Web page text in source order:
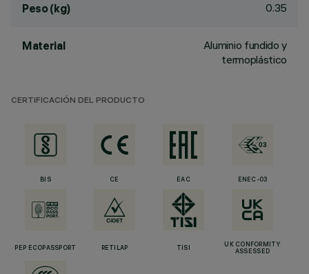
Peso (kg) 0.35
Material
Aluminio fundido y
termoplástico
CERTIFICACIÓN DEL PRODUCTO
BIS CE EAC ENEC-03
PEP ECOPASSPORT RETILAP TISI
UK CONFORMITY
ASSESSED